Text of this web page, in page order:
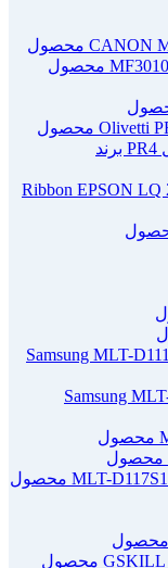
ریبون پرینتر سوزنی اولیوتی مدل PR4 برند
1 محصول